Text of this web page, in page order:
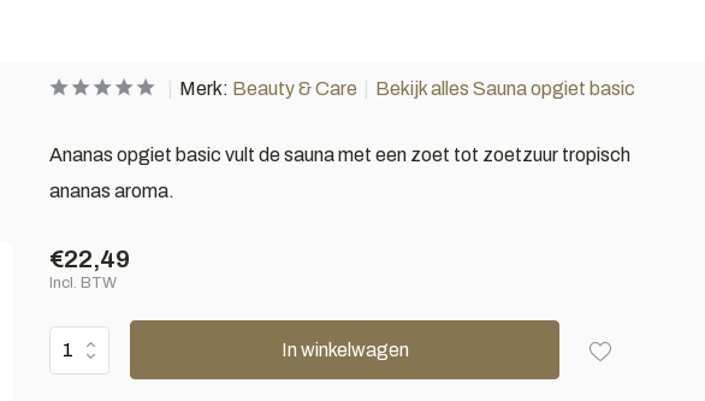
Merk: Beauty & Care Bekijk alles Sauna opgiet basic
Ananas opgiet basic vult de sauna met een zoet tot zoetzuur tropisch
ananas aroma.
€22,49
Incl. BTW
In winkelwagen